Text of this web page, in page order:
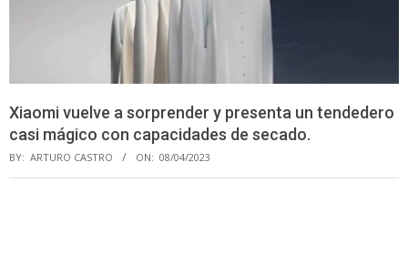
Xiaomi vuelve a sorprender y presenta un tendedero
casi mágico con capacidades de secado.
BY: ARTURO CASTRO ON: 08/04/2023